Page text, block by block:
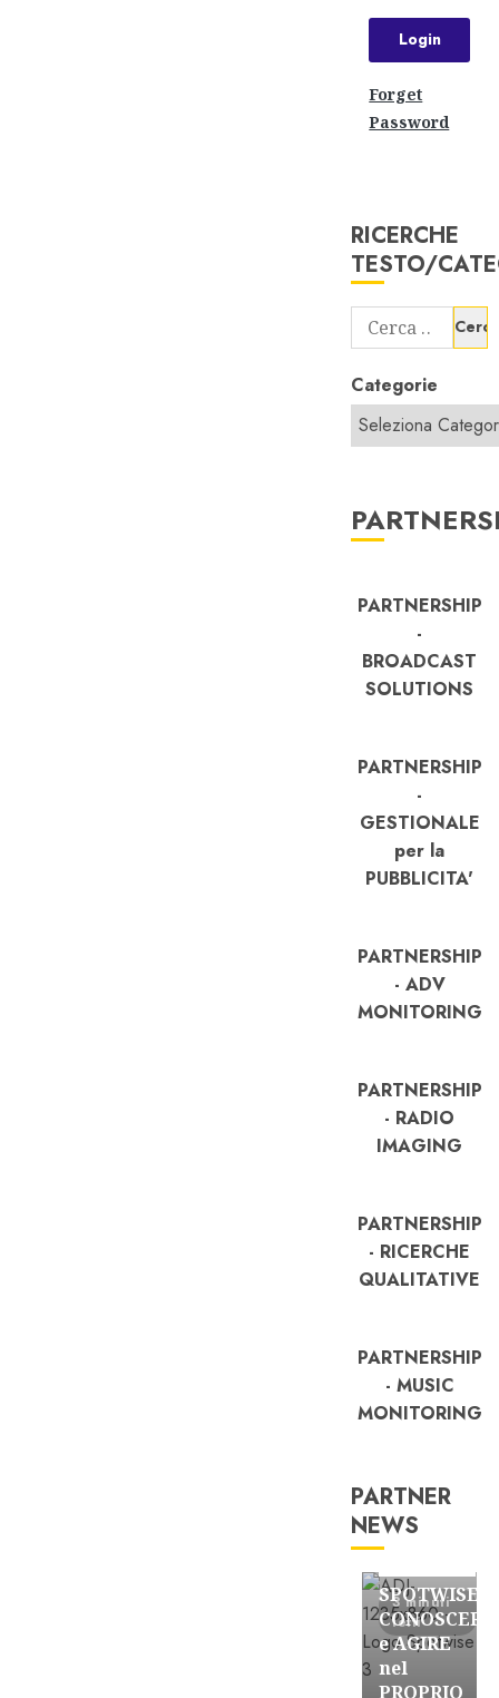
Forget
Password
RICERCHE
TESTO/
Ricerca
per:
Categorie
PARTNERSHIP
-
BROADCAST
SOLUTIONS
PARTNERSHIP
-
GESTIONALE
per la
PUBBLICITA'
PARTNERSHIP
- ADV
MONITORING
PARTNERSHIP
- RADIO
IMAGING
PARTNERSHIP
- RICERCHE
QUALITATIVE
PARTNERSHIP
- MUSIC
MONITORING
PARTNER
NEWS
3 minuti
letti
FREE
SPOTWISE:
CONOSCERE
e AGIRE
nel
PROPRIO